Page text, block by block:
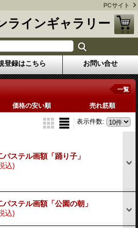
PCサイト
ラインギャラリー
登録はこちら お問い合せ
一覧
価格の安い順 売れ筋順
表示件数:
ステル画額「踊り子」
込)
パステル画額「公園の朝」
込)